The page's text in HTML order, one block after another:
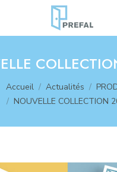
Accueil Actualités
NOUVELLE COLLECTION